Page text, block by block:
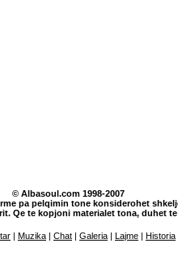
© Albasoul.com 1998-2007
pa pelqimin tone konsiderohet
Qe te kopjoni materialet tona,
| Muzika | Chat | Galeria | Lajme | Historia